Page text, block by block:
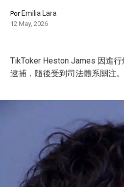
Por Emilia Lara
12 May, 2026
TikToker Heston James 因進
逮捕，隨後受到司法體系關注。